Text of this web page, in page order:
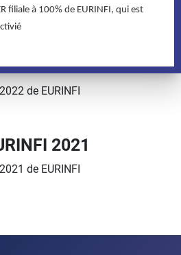
de EURINFI
2022
de EURINFI
2021
de EURINFI
filiale à 100% de EURINFI, qui est